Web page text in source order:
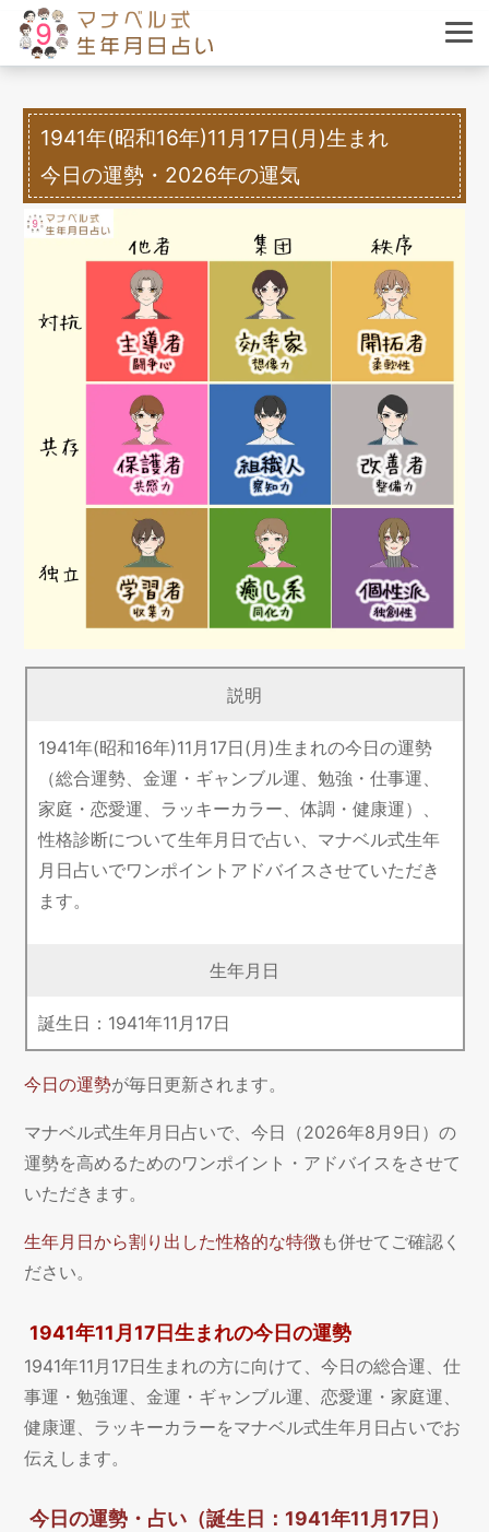
1941年(昭和16年)11月17日(月)生まれ
今日の運勢・2026年の運気
説明
1941年(昭和16年)11月17日(月)生まれの今日の運勢
（総合運勢、金運・ギャンブル運、勉強・仕事運、
家庭・恋愛運、ラッキーカラー、体調・健康運）、
性格診断について生年月日で占い、マナベル式生年
月日占いでワンポイントアドバイスさせていただき
ます。
生年月日
誕生日： 1941年11 月 17日
今日の運勢が毎日更新されます。
マナベル式生年月日占いで、今日（2026年8月9日）の
運勢を高めるためのワンポイント・アドバイスをさせて
いただきます。
生年月日から割り出した性格的な特徴も併せてご確認く
ださい。
1941年11月17日生まれの今日の運勢
1941年11月17日生まれの方に向けて、今日の総合運、仕
事運・勉強運、金運・ギャンブル運、恋愛運・家庭運、
健康運、ラッキーカラーをマナベル式生年月日占いでお
伝えします。
今日の運勢・占い（誕生日：1941年11月17日）